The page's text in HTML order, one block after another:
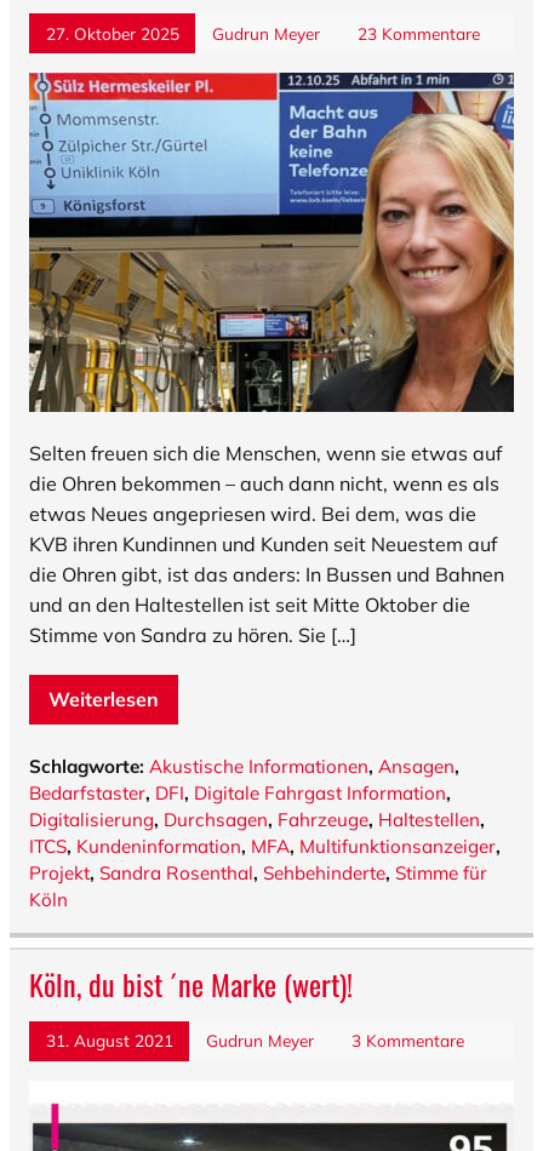
27. Oktober 2025 Gudrun Meyer 23 Kommentare
Selten freuen sich die Menschen, wenn sie etwas auf
die Ohren bekommen – auch dann nicht, wenn es als
etwas Neues angepriesen wird. Bei dem, was die
KVB ihren Kundinnen und Kunden seit Neuestem auf
die Ohren gibt, ist das anders: In Bussen und Bahnen
und an den Haltestellen ist seit Mitte Oktober die
Stimme von Sandra zu hören. Sie […]
Weiterlesen
Schlagworte: Akustische Informationen, Ansagen,
Bedarfstaster, DFI, Digitale Fahrgast Information,
Digitalisierung, Durchsagen, Fahrzeuge, Haltestellen,
ITCS, Kundeninformation, MFA, Multifunktionsanzeiger,
Projekt, Sandra Rosenthal, Sehbehinderte, Stimme für
Köln
Köln, du bist ´ne Marke (wert)!
31. August 2021 Gudrun Meyer 3 Kommentare